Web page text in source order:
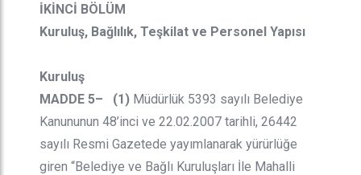
İKİNCİ BÖLÜM
Kuruluş, Bağlılık, Teşkilat ve Personel Yapısı
Kuruluş
MADDE 5– (1) Müdürlük 5393 sayılı Belediye
Kanununun 48’inci ve 22.02.2007 tarihli, 26442
sayılı Resmi Gazetede yayımlanarak yürürlüğe
giren “Belediye ve Bağlı Kuruluşları İle Mahalli